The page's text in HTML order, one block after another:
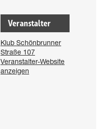
Veranstalter
Klub Schönbrunner
Straße 107
Veranstalter-Website
anzeigen